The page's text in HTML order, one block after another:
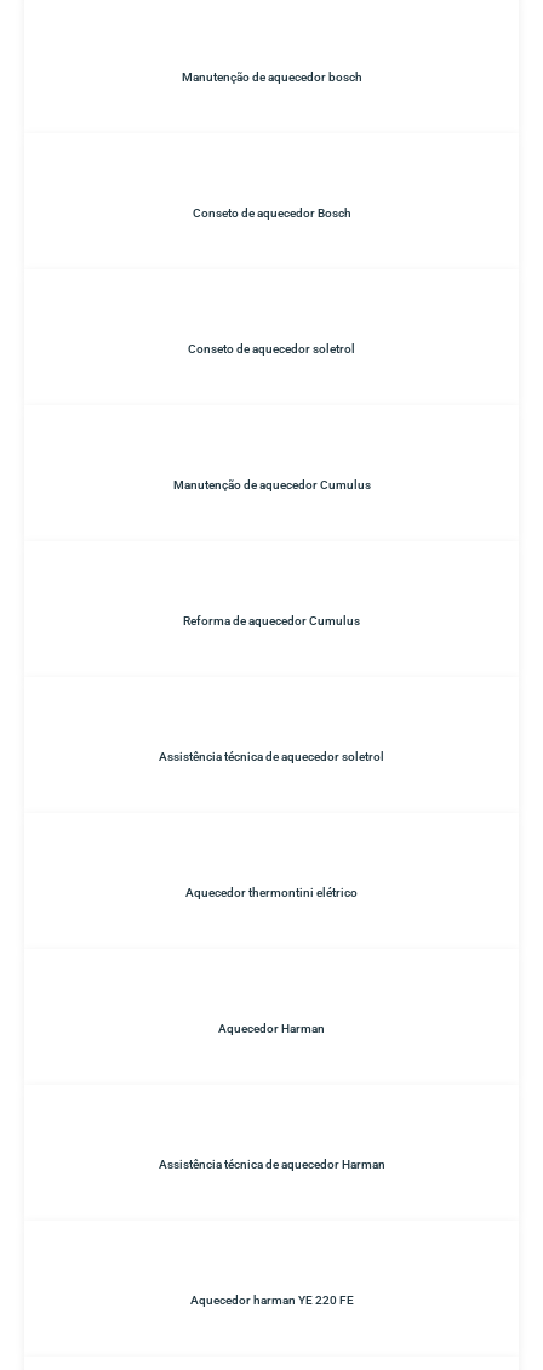
Manutenção de aquecedor bosch
Conseto de aquecedor Bosch
Conseto de aquecedor soletrol
Manutenção de aquecedor Cumulus
Reforma de aquecedor Cumulus
Assistência técnica de aquecedor soletrol
Aquecedor thermontini elétrico
Aquecedor Harman
Assistência técnica de aquecedor Harman
Aquecedor harman YE 220 FE